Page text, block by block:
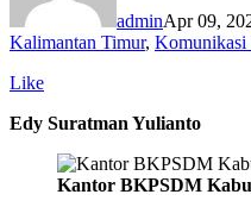
adminApr 09,
Kalimantan Timur, Komunikasi
Like
Edy Suratman Yulianto
Kantor BKPSDM